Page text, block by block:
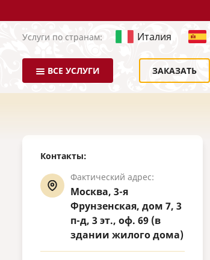
Услуги по странам: Италия
ВСЕ УСЛУГИ ЗАКАЗАТЬ
Контакты:
Фактический адрес:
Москва, 3-я
Фрунзенская, дом 7, 3
п-д, 3 эт., оф. 69 (в
здании жилого дома)